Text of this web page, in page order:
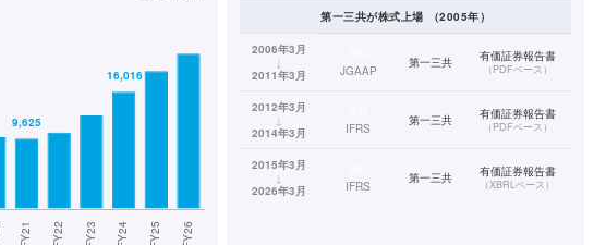
第一三共が株式上場 （2005年）
2006年3月
↓
2011年3月
JGAAP
第一三共 有価証券報告書
（PDFベース）
2012年3月
↓
2014年3月
IFRS
第一三共 有価証券報告書
（PDFベース）
2015年3月
↓
2026年3月
IFRS
第一三共 有価証券報告書
（XBRLベース）